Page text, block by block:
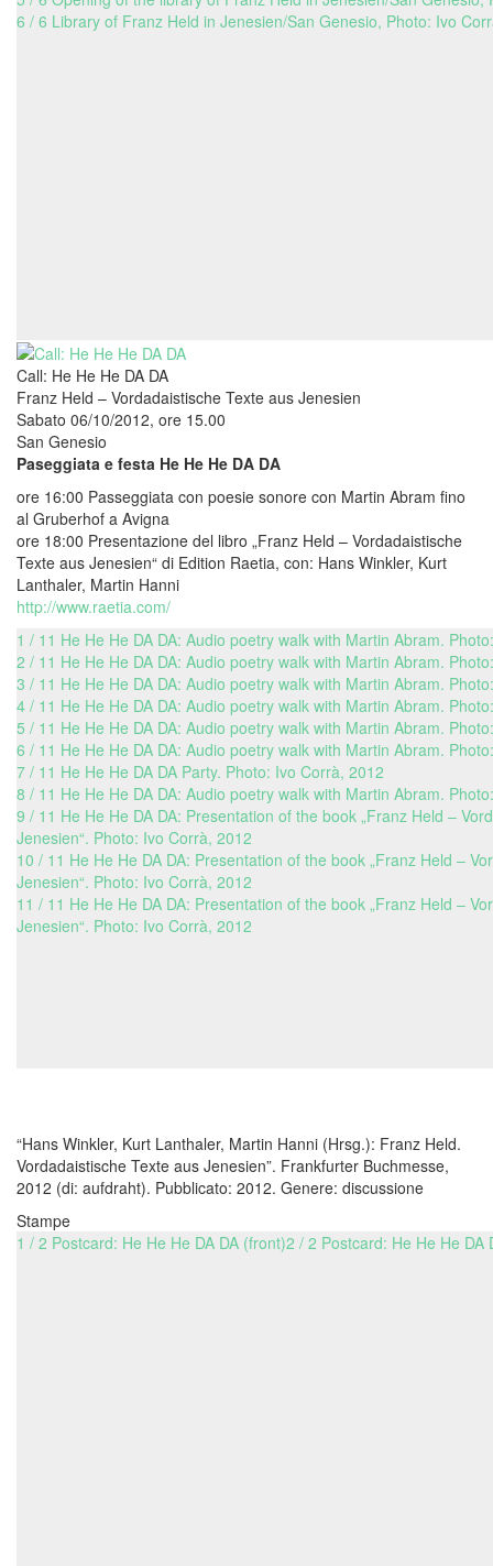
6 / 6 Library of Franz Held in Jenesien/San Genesio, Photo: Ivo
Call: He He He DA DA
Franz Held – Vordadaistische Texte aus Jenesien
Sabato 06/10/2012, ore 15.00
San Genesio
Paseggiata e festa He He He DA DA
ore 16:00 Passeggiata con poesie sonore con Martin Abram fino
al Gruberhof a Avigna
ore 18:00 Presentazione del libro „Franz Held – Vordadaistische
Texte aus Jenesien“ di Edition Raetia, con: Hans Winkler, Kurt
Lanthaler, Martin Hanni
http://www.raetia.com/
1 / 11 He He He DA DA: Audio poetry walk with Martin Abram.
2 / 11 He He He DA DA: Audio poetry walk with Martin Abram.
3 / 11 He He He DA DA: Audio poetry walk with Martin Abram.
4 / 11 He He He DA DA: Audio poetry walk with Martin Abram.
5 / 11 He He He DA DA: Audio poetry walk with Martin Abram.
6 / 11 He He He DA DA: Audio poetry walk with Martin Abram.
7 / 11 He He He DA DA Party. Photo: Ivo Corrà, 2012
8 / 11 He He He DA DA: Audio poetry walk with Martin Abram.
9 / 11 He He He DA DA: Presentation of the book „Franz Held –
Jenesien“. Photo: Ivo Corrà, 2012
10 / 11 He He He DA DA: Presentation of the book „Franz Held –
Jenesien“. Photo: Ivo Corrà, 2012
11 / 11 He He He DA DA: Presentation of the book „Franz Held –
Jenesien“. Photo: Ivo Corrà, 2012
“Hans Winkler, Kurt Lanthaler, Martin Hanni (Hrsg.): Franz Held.
Vordadaistische Texte aus Jenesien”. Frankfurter Buchmesse,
2012 (di: aufdraht). Pubblicato: 2012. Genere: discussione
Stampe
1 / 2 Postcard: He He He DA DA (front)2 / 2 Postcard: He He He DA